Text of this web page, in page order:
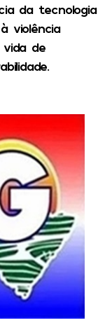
da tecnologia
violência
de